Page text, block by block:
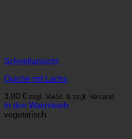
Schnellansicht
Quiche mit Lachs
3,00 € zzgl. MwSt. & zzgl. Versand.
In den Warenkorb
vegetarisch